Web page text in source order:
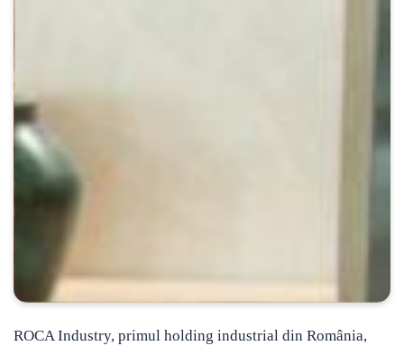
ROCA Industry, primul holding industrial din România,